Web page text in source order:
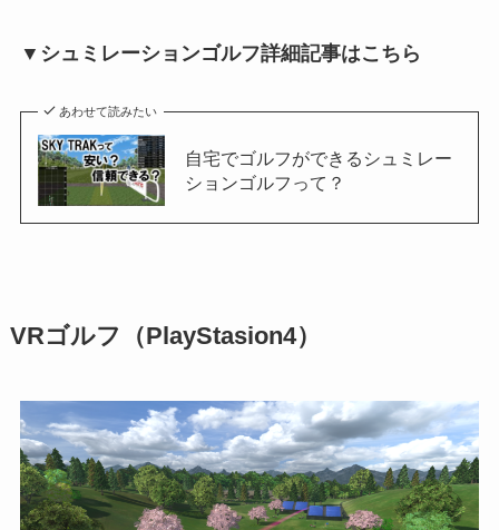
▼シュミレーションゴルフ詳細記事はこちら
あわせて読みたい
自宅でゴルフができるシュミレー
ションゴルフって？
VRゴルフ（PlayStasion4）